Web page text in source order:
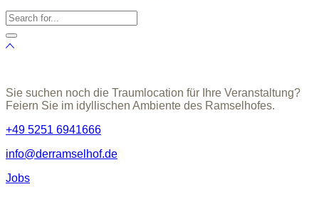
Sie suchen noch die Traumlocation für Ihre Veranstaltung?
Feiern Sie im idyllischen Ambiente des Ramselhofes.
+49 5251 6941666
info@derramselhof.de
Jobs